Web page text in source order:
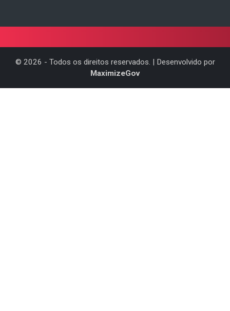
© 2026 - Todos os direitos reservados. | Desenvolvido por
MaximizeGov